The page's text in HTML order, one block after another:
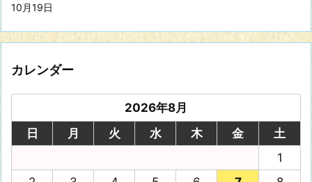
10月19日
カレンダー
2026年8月
日
月 火 水 木 金
土
1